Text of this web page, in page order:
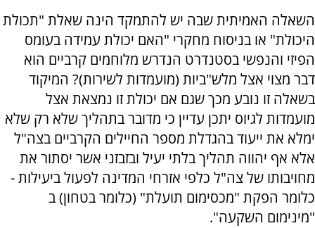
השאלה האמיתית שבה יש להתמקד הינה שאלת "תכולת
היכולת" או בניסוח מחקרי "האם יכולת עמידה בעומס
הפיזי והנפשי בסטנדרט הנדרש מלוחמים קרביים הוא
דבר מצוי אצל מלש"ביות (מועמדות לשירות)? המיקוד
בשאלה זו נובע מכך שגם אם יכולת זו נמצאת אצל
מועמדות לגיוס יתכן עדיין כי מדובר בתהליך שלא רק שלא
ימלא את ייעוד בהגדלת מספר החיילים הקרביים בצה"ל
אלא אף יהווה תהליך בלתי יעיל ובזבזני אשר יסתור את
מחויבותו של צה"ל כלפי אזרחי המדינה לפעול ביעילות -
כלומר הפקת "מכסימום תועלת" (כלומר בטחון) ב
"מינימום השקעה".